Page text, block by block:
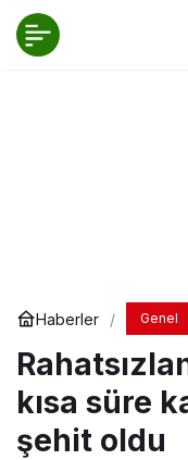
Haberler Genel
kısa süre
şehit oldu